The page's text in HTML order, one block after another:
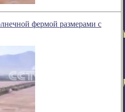
фермой размерами с